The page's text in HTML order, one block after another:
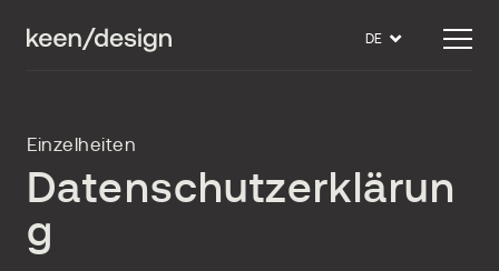
DE
Einzelheiten
Datenschutzerklärun
g